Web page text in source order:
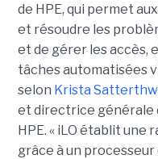
de HPE, qui permet
et résoudre les
et de gérer les accès,
tâches automatisées
selon Krista
et directrice générale
HPE. « iLO établit
grâce à un